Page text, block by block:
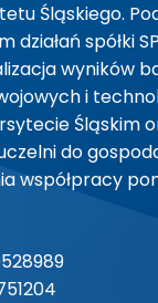
Śląskiego.
działań spółki
wyników
i
Śląskim
do
współpracy